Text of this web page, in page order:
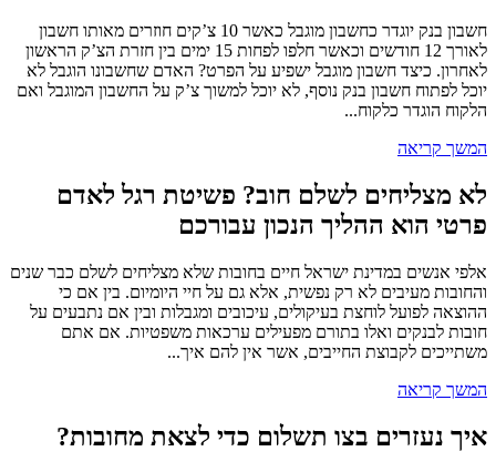
חשבון בנק יוגדר כחשבון מוגבל כאשר 10 צ’קים חוזרים מאותו חשבון
לאורך 12 חודשים וכאשר חלפו לפחות 15 ימים בין חזרת הצ’ק הראשון
לאחרון. כיצד חשבון מוגבל ישפיע על הפרט? האדם שחשבונו הוגבל לא
יוכל לפתוח חשבון בנק נוסף, לא יוכל למשוך צ’ק על החשבון המוגבל ואם
הלקוח הוגדר כלקוח...
המשך קריאה
לא מצליחים לשלם חוב? פשיטת רגל לאדם
פרטי הוא ההליך הנכון עבורכם
אלפי אנשים במדינת ישראל חיים בחובות שלא מצליחים לשלם כבר שנים
והחובות מעיבים לא רק נפשית, אלא גם על חיי היומיום. בין אם כי
ההוצאה לפועל לוחצת בעיקולים, עיכובים ומגבלות ובין אם נתבעים על
חובות לבנקים ואלו בתורם מפעילים ערכאות משפטיות. אם אתם
משתייכים לקבוצת החייבים, אשר אין להם איך...
המשך קריאה
איך נעזרים בצו תשלום כדי לצאת מחובות?